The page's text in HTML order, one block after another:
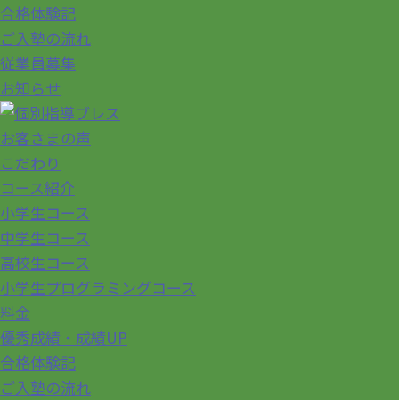
合格体験記
ご入塾の流れ
従業員募集
お知らせ
お客さまの声
こだわり
コース紹介
小学生コース
中学生コース
高校生コース
小学生プログラミングコース
料金
優秀成績・成績UP
合格体験記
ご入塾の流れ